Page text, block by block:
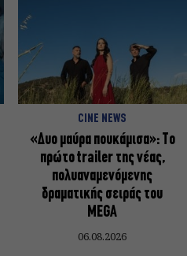
CINE NEWS
«Δυο μαύρα πουκάμισα»: Το
πρώτο trailer της νέας,
πολυαναμενόμενης
δραματικής σειράς του
MEGA
06.08.2026